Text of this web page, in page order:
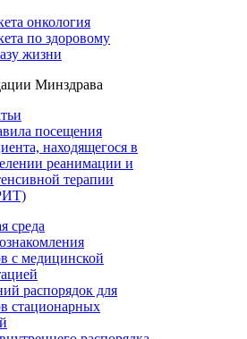
онкология
по здоровому
жизни
Минздрава
посещения
находящегося в
реанимации и
терапии
среда
с медицинской
распорядок для
стационарных